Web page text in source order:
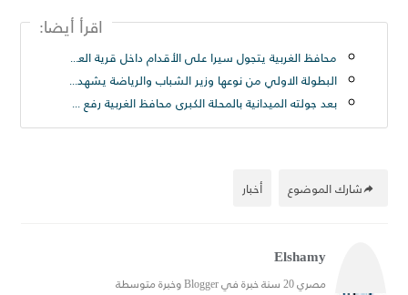
اقرأ أيضا:
محافظ الغربية يتجول سيرا على الأقدام داخل قرية العزيزية بسمنود: “مطالب المواطنين أولوية ولن نترك مشكلة دون حل
البطولة الاولي من نوعها وزير الشباب والرياضة يشهد المؤتمر الصحفي لبطولة أندية كرة القدم الإلكترونية
بعد جولته الميدانية بالمحلة الكبرى محافظ الغربية رفع ٢٥٠ طن قمامة من شارع الترعة بحى ثان المحلة
أخبار شارك الموضوع
Elshamy
مصري 20 سنة خبرة في Blogger وخبرة متوسطة